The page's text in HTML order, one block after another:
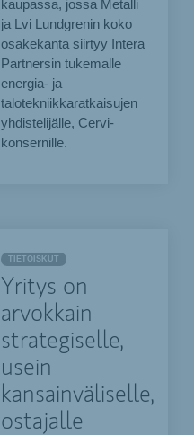
kaupassa, jossa Metalli
ja Lvi Lundgrenin koko
osakekanta siirtyy Intera
Partnersin tukemalle
energia- ja
talotekniikkaratkaisujen
yhdistelijälle, Cervi-
konsernille.
TIETOISKUT
Yritys on
arvokkain
strategiselle,
usein
kansainväliselle,
ostajalle